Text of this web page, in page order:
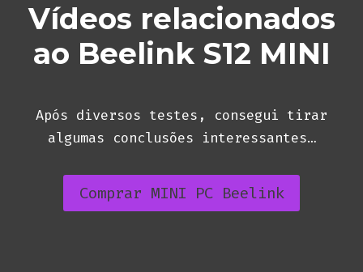
Vídeos relacionados
ao Beelink S12 MINI
Após diversos testes, consegui tirar
algumas conclusões interessantes…
Comprar MINI PC Beelink